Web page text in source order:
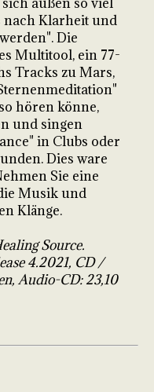
außen so viel
nach Klarheit und
Die
Multitool, ein 77-
Tracks zu Mars,
hören könne,
und singen
in Clubs oder
Dies ware
Sie eine
Musik und
Klänge.
Source.
4.2021, CD /
Audio-CD: 23,10